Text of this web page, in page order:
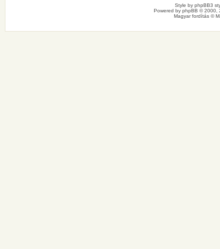
Style by phpBB3
Powered by phpBB © 2000,
Magyar fordítás ©